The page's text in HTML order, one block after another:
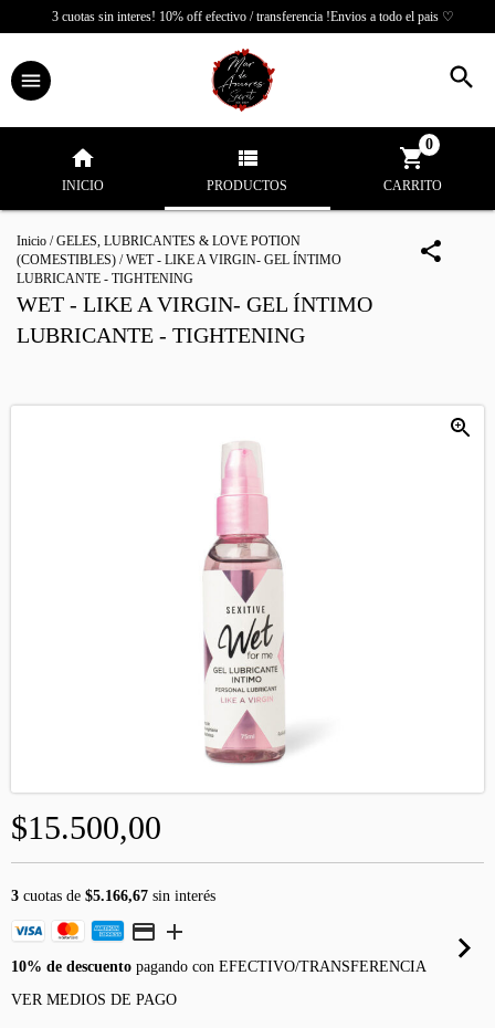
3 cuotas sin interes! 10% off efectivo / transferencia !Envios a todo el pais ♡
INICIO PRODUCTOS CARRITO
0
Inicio / GELES, LUBRICANTES & LOVE POTION
(COMESTIBLES) / WET - LIKE A VIRGIN- GEL ÍNTIMO
LUBRICANTE - TIGHTENING
WET - LIKE A VIRGIN- GEL ÍNTIMO
LUBRICANTE - TIGHTENING
$15.500,00
3 cuotas de $5.166,67 sin interés
10% de descuento pagando con EFECTIVO/TRANSFERENCIA
VER MEDIOS DE PAGO